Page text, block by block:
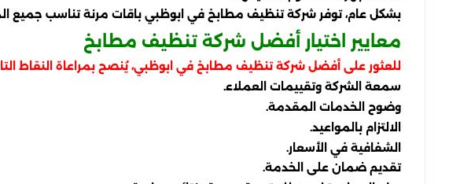
بشكل عام، توفر شركة تنظيف مطابخ في ابوظبي باقات مرنة تناسب
معايير اختيار أفضل شركة تنظيف مطابخ
للعثور على أفضل شركة تنظيف مطابخ في ابوظبي، يُنصح بمراعاة النقاط
سمعة الشركة وتقييمات العملاء.
وضوح الخدمات المقدمة.
الالتزام بالمواعيد.
الشفافية في الأسعار.
تقديم ضمان على الخدمة.